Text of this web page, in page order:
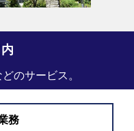
のサービス。
務